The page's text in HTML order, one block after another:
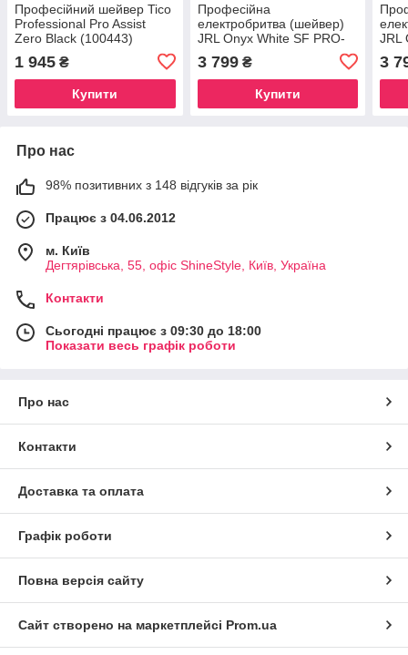
Професійний шейвер Tico
Professional Pro Assist
Zero Black (100443)
1 945 ₴
Купити
Професійна
електробритва (шейвер)
JRL Onyx White SF PRO-
3 799₴
Купити
JRL
3
Про нас
98% позитивних з 148 відгуків за рік
Працює з 04.06.2012
м. Київ
Дегтярівська, 55, офіc ShineStyle, Київ, Україна
Контакти
Сьогодні працює з 09:30 до 18:00
Показати весь графік роботи
Про нас
Контакти
Доставка та оплата
Графік роботи
Повна версія сайту
Сайт створено на маркетплейсі Prom.ua